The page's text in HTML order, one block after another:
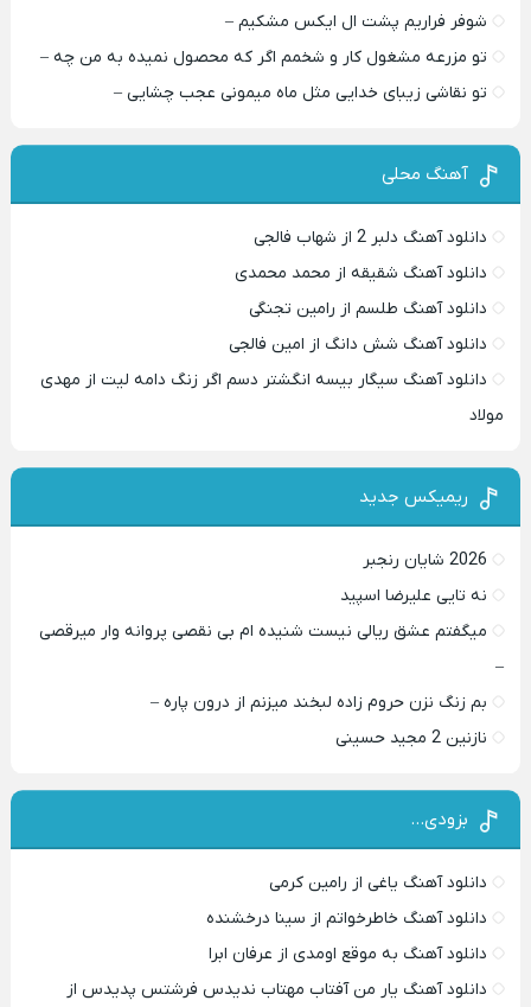
شوفر فراریم پشت ال ایکس مشکیم –
تو مزرعه مشغول کار و شخمم اگر که محصول نمیده به من چه –
تو نقاشی زیبای خدایی مثل ماه میمونی عجب چشایی –
آهنگ محلی
دانلود آهنگ دلبر 2 از شهاب فالجی
دانلود آهنگ شقیقه از محمد محمدی
دانلود آهنگ طلسم از رامین تجنگی
دانلود آهنگ شش دانگ از امین فالجی
دانلود آهنگ سیگار بیسه انگشتر دسم اگر زنگ دامه لیت از مهدی
مولاد
ریمیکس جدید
2026 شایان رنجبر
نه تایی علیرضا اسپید
میگفتم عشق ریالی نیست شنیده ام بی نقصی پروانه وار میرقصی
–
بم زنگ نزن حروم زاده لبخند میزنم از درون پاره –
نازنین 2 مجید حسینی
بزودی…
دانلود آهنگ یاغی از رامین کرمی
دانلود آهنگ خاطرخواتم از سینا درخشنده
دانلود آهنگ به موقع اومدی از عرفان ابرا
دانلود آهنگ یار من آفتاب مهتاب ندیدس فرشتس پدیدس از